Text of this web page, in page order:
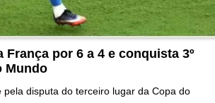
França por 6 a 4 e conquista 3º
Mundo
pela disputa do terceiro lugar da Copa do